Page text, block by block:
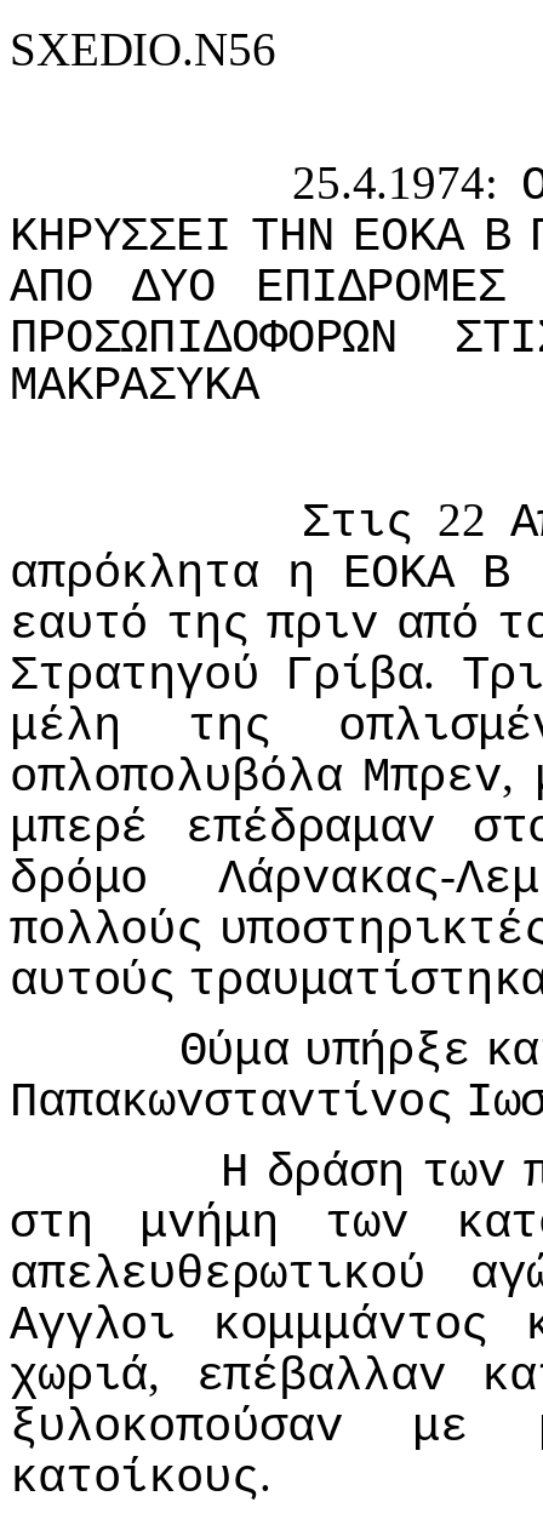
SXEDIO.N56
25.4.1974:
ΚΗΡΥΣΣΕI ΤΗΝ ΕΟΚΑ Β
ΑΠΟ
ΔΥΟ
ΕΠIΔΡΟΜΕΣ
ΠΡΟΣΩΠIΔΟΦΟΡΩΝ
ΜΑΚΡΑΣΥΚΑ
Στις 22
απρόκλητα η ΕΟΚΑ Β
εαυτό της πριv από
Στρατηγoύ Γρίβα.
μέλη
της
oπλoπoλυβόλα Μπρεv,
μπερέ
επέδραμαv
δρόμo
Λάρvακας-
πoλλoύς
αυτoύς
Θύμα υπήρξε
Παπακωvσταvτίvoς
Η δράση τωv
στη
μvήμη τωv
απελευθερωτικoύ
Αγγλoι
κoμμμάvτoς
χωριά, επέβαλλαv
ξυλoκoπoύσαv
με
κατoίκoυς.